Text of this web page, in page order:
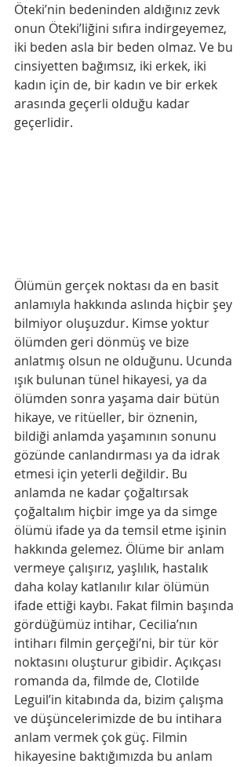
Öteki’nin bedeninden aldığınız zevk
onun Öteki’liğini sıfıra indirgeyemez,
iki beden asla bir beden olmaz. Ve bu
cinsiyetten bağımsız, iki erkek, iki
kadın için de, bir kadın ve bir erkek
arasında geçerli olduğu kadar
geçerlidir.
Ölümün gerçek noktası da en basit
anlamıyla hakkında aslında hiçbir şey
bilmiyor oluşuzdur. Kimse yoktur
ölümden geri dönmüş ve bize
anlatmış olsun ne olduğunu. Ucunda
ışık bulunan tünel hikayesi, ya da
ölümden sonra yaşama dair bütün
hikaye, ve ritüeller, bir öznenin,
bildiği anlamda yaşamının sonunu
gözünde canlandırması ya da idrak
etmesi için yeterli değildir. Bu
anlamda ne kadar çoğaltırsak
çoğaltalım hiçbir imge ya da simge
ölümü ifade ya da temsil etme işinin
hakkında gelemez. Ölüme bir anlam
vermeye çalışırız, yaşlılık, hastalık
daha kolay katlanılır kılar ölümün
ifade ettiği kaybı. Fakat filmin başında
gördüğümüz intihar, Cecilia’nın
intiharı filmin gerçeği’ni, bir tür kör
noktasını oluşturur gibidir. Açıkçası
romanda da, filmde de, Clotilde
Leguil’in kitabında da, bizim çalışma
ve düşüncelerimizde de bu intihara
anlam vermek çok güç. Filmin
hikayesine baktığımızda bu anlam